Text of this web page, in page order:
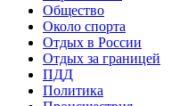
Общество
Около спорта
Отдых в России
Отдых за границей
ПДД
Политика